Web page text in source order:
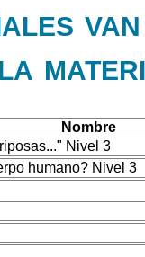
Nombre
Nivel 3
humano? Nivel 3